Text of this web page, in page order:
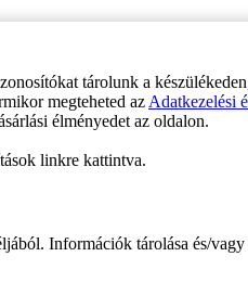
tárolunk a
megteheted az Adatkezelési
élményedet az oldalon.
linkre kattintva.
Információk tárolása és/